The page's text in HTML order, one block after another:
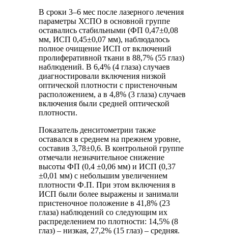
В сроки 3–6 мес после лазерного лечения
параметры ХСПО в основной группе
оставались стабильными (ФП 0,47±0,08
мм, ИСП 0,45±0,07 мм), наблюдалось
полное очищение ИСП от включений
пролиферативной ткани в 88,7% (55 глаз)
наблюдений. В 6,4% (4 глаза) случаев
диагностировали включения низкой
оптической плотности с пристеночным
расположением, а в 4,8% (3 глаза) случаев
включения были средней оптической
плотности.
Показатель денситометрии также
оставался в среднем на прежнем уровне,
составив 3,78±0,6. В контрольной группе
отмечали незначительное снижение
высоты ФП (0,4 ±0,06 мм) и ИСП (0,37
±0,01 мм) с небольшим увеличением
плотности Ф.П. При этом включения в
ИСП были более выражены и занимали
пристеночное положение в 41,8% (23
глаза) наблюдений со следующим их
распределением по плотности: 14,5% (8
глаз) – низкая, 27,2% (15 глаз) – средняя.